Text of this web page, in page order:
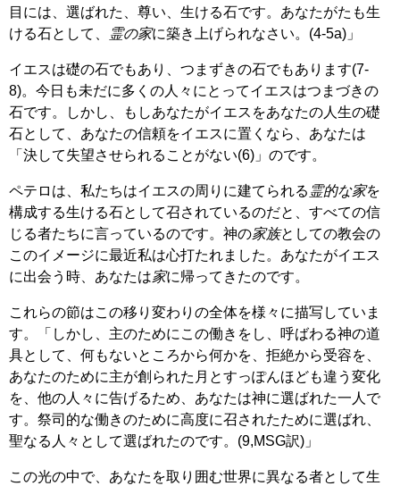
目には、選ばれた、尊い、生ける石です。あなたがたも生
ける石として、
霊の家に築き上げられなさい。(4-5a)」
イエスは礎の石でもあり、つまずきの石でもあります(7-
8)。今日も未だに多くの人々にとってイエスはつまづきの
石です。しかし、もしあなたがイエスをあなたの人生の礎
石として、あなたの信頼をイエスに置くなら、あなたは
「決して失望させられることがない(6)」のです。
ペテロは、私たちはイエスの周りに建てられる 霊的な家を
構成する生ける石として召されているのだと、すべての信
じる者たちに言っているのです。神の家族としての教会の
このイメージに最近私は心打たれました。あなたがイエス
に出会う時、あなたは家に帰ってきたのです。
これらの節はこの移り変わりの全体を様々に描写していま
す。「しかし、主のためにこの働きをし、呼ばわる神の道
具として、何もないところから何かを、拒絶から受容を、
あなたのために主が創られた月とすっぽんほども違う変化
を、他の人々に告げるため、あなたは神に選ばれた一人で
す。祭司的な働きのために高度に召されたために選ばれ、
聖なる人々として選ばれたのです。(9,MSG訳)」
この光の中で、あなたを取り囲む世界に異なる者として生